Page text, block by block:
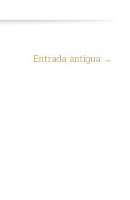
Entrada antigua →